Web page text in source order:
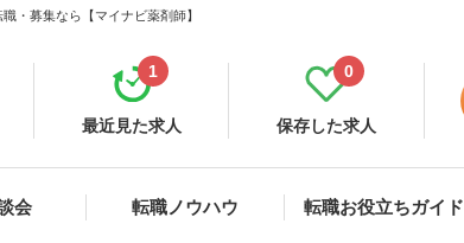
・募集なら【マイナビ薬剤師】
最近見た求人
1
保存した求人
0
会 転職ノウハウ 転職お役立ちガイド